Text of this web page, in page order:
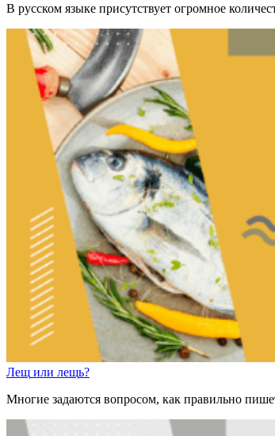
В русском языке присутствует огромное
Лещ или лещь?
Многие задаются вопросом, как правильно